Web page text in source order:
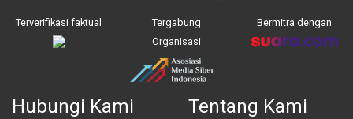
Terverifikasi faktual
Tergabung
Organisasi
Bermitra dengan
Hubungi Kami Tentang Kami